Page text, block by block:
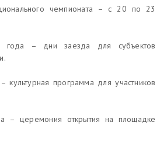
чемпионата – с 20 по 23
– дни заезда для субъектов
программа для участников
– церемония открытия на площадке